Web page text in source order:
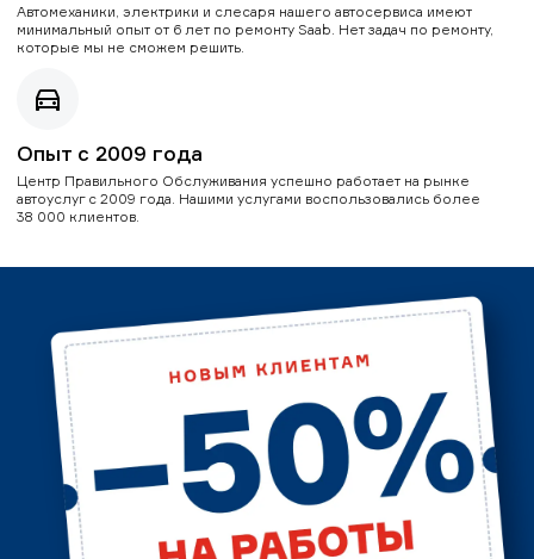
Автомеханики, электрики и слесаря нашего автосервиса имеют
минимальный опыт от 6 лет по ремонту Saab. Нет задач по ремонту,
которые мы не сможем решить.
Опыт с 2009 года
Центр Правильного Обслуживания успешно работает на рынке
автоуслуг с 2009 года. Нашими услугами воспользовались более
38 000 клиентов.